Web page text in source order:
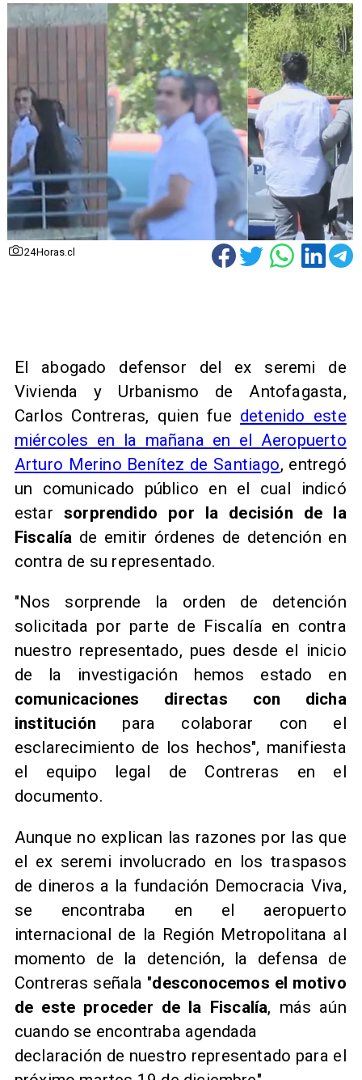
24Horas.cl
El abogado defensor del ex seremi de
Vivienda y Urbanismo de Antofagasta,
Carlos Contreras, quien fue detenido este
miércoles en la mañana en el Aeropuerto
Arturo Merino Benítez de Santiago, entregó
un comunicado público en el cual indicó
estar sorprendido por la decisión de la
Fiscalía de emitir órdenes de detención en
contra de su representado.
"Nos sorprende la orden de detención
solicitada por parte de Fiscalía en contra
nuestro representado, pues desde el inicio
de la investigación hemos estado en
comunicaciones directas con dicha
institución para colaborar con el
esclarecimiento de los hechos", manifiesta
el equipo legal de Contreras en el
documento.
Aunque no explican las razones por las que
el ex seremi involucrado en los traspasos
de dineros a la fundación Democracia Viva,
se encontraba en el aeropuerto
internacional de la Región Metropolitana al
momento de la detención, la defensa de
Contreras señala "desconocemos el motivo
de este proceder de la Fiscalía, más aún
cuando se encontraba agendada
declaración de nuestro representado para el